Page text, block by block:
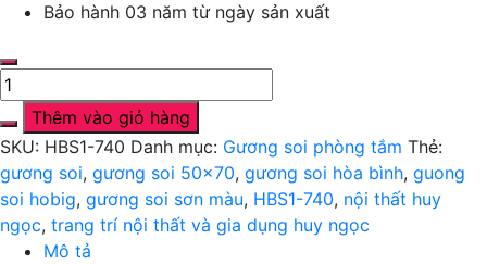
Bảo hành 03 năm từ ngày sản xuất
Gương
soi
HBS1-
740
gương
soi
sơn
Thêm vào giỏ hàng
SKU: HBS1-740 Danh mục: Gương soi phòng tắm Thẻ:
gương soi, gương soi 50x70, gương soi hòa bình, guong
soi hobig, gương soi sơn màu, HBS1-740, nội thất huy
ngọc, trang trí nội thất và gia dụng huy ngọc
Mô tả